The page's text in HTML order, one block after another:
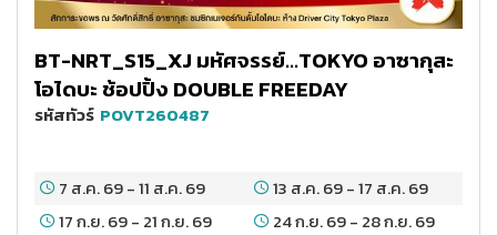
BT-NRT_S15_XJ มหัศจรรย์...TOKYO อาซากุสะ
โอไดบะ ช้อปปิ้ง DOUBLE FREEDAY
รหัสทัวร์ POVT260487
7 ส.ค. 69-11 ส.ค. 69 13 ส.ค. 69-17 ส.ค. 69
17 ก.ย. 69- 21 ก.ย. 69 24 ก.ย. 69- 28 ก.ย. 69